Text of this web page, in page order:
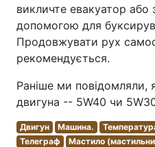
викличте евакуатор або
допомогою для
Продовжувати рух
рекомендується.
Раніше ми повідомляли,
двигуна -- 5W40 чи
Двигун Машина.
Телеграф
Мастило